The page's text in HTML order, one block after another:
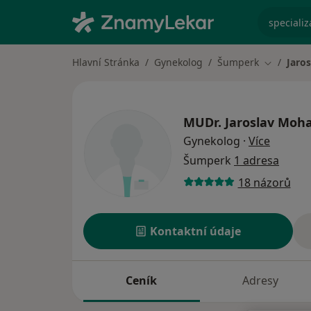
Hlavní Stránka Gynekolog Šumperk Změna
MUDr. Jaroslav
Gynekolog · Více
Šumperk 1 adresa
18 názorů
Kontaktní údaje
Ceník Adresy